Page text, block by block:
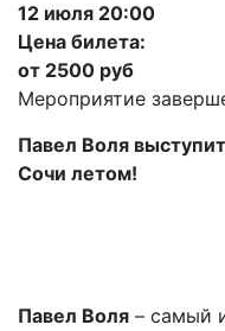
12 июля 20:00
Цена билета:
от 2500 руб
Мероприятие
Павел Воля
Сочи летом!
Павел Воля – самый